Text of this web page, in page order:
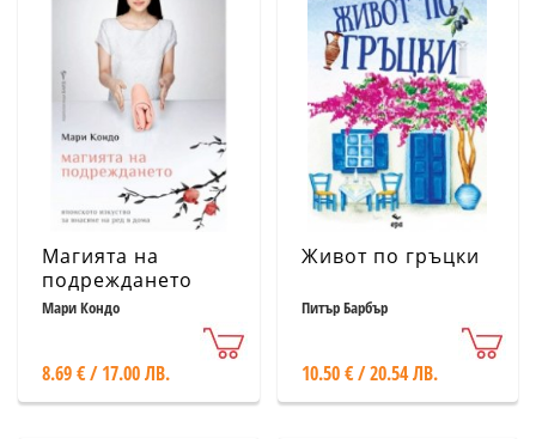
Магията на
подреждането
Мари Кондо
8.69 € / 17.00 ЛВ.
Живот по гръцки
Питър Барбър
10.50 € / 20.54 ЛВ.